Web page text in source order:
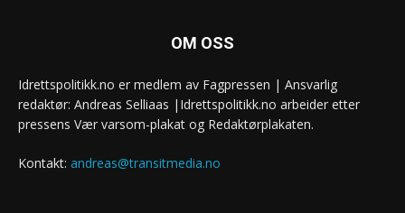
OM OSS
Idrettspolitikk.no er medlem av Fagpressen | Ansvarlig
redaktør: Andreas Selliaas |Idrettspolitikk.no arbeider etter
pressens Vær varsom-plakat og Redaktørplakaten.
Kontakt: andreas@transitmedia.no